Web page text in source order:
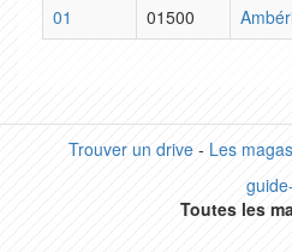
01
01500
Trouver un drive- Les
Toutes les